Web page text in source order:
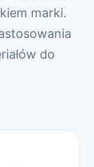
marki.
do